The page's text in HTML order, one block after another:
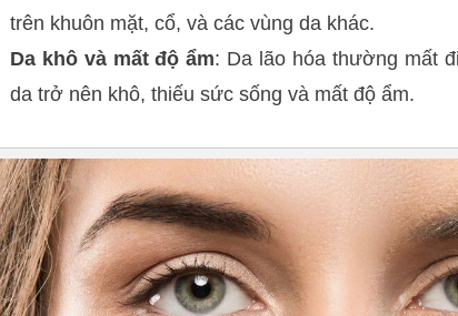
trên khuôn mặt, cổ, và các vùng da khác.
Da khô và mất độ ẩm: Da lão hóa thường mất
da trở nên khô, thiếu sức sống và mất độ ẩm.